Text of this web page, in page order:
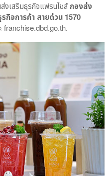
งเสริมธุรกิจแฟรนไชส์กองส่ง
จการค้า สายด่วน 1570
franchise.dbd.go.th.